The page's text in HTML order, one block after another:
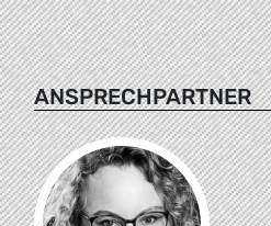
ANSPRECHPARTNER